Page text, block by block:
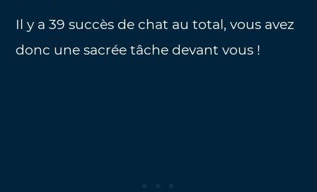
Il y a 39 succès de chat au total, vous avez
donc une sacrée tâche devant vous !